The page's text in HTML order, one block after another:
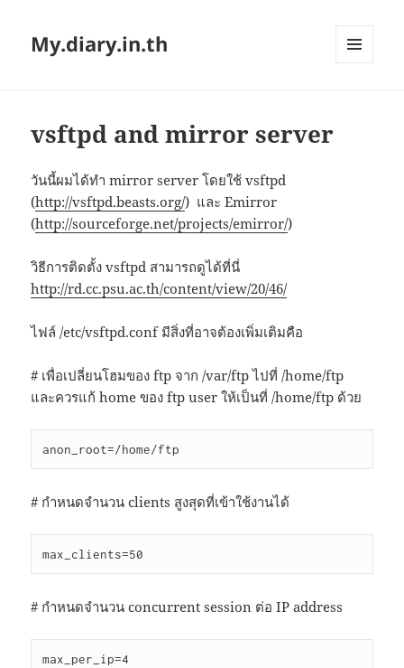
My.diary.in.th
vsftpd and mirror server
วันนี้ผมได้ทำ mirror server โดยใช้ vsftpd
(http://vsftpd.beasts.org/) และ Emirror
(http://sourceforge.net/projects/emirror/)
วิธีการติดตั้ง vsftpd สามารถดูได้ที่นี่
http://rd.cc.psu.ac.th/content/view/20/46/
ไฟล์ /etc/vsftpd.conf มีสิ่งที่อาจต้องเพิ่มเติมคือ
# เพื่อเปลี่ยนโฮมของ ftp จาก /var/ftp ไปที่ /home/ftp
และควรแก้ home ของ ftp user ให้เป็นที่ /home/ftp ด้วย
anon_root=/home/ftp
# กำหนดจำนวน clients สูงสุดที่เข้าใช้งานได้
max_clients=50
# กำหนดจำนวน concurrent session ต่อ IP address
max_per_ip=4